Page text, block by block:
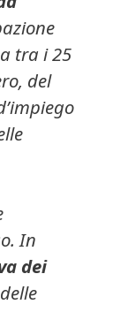
tra i 25
del
In
dei